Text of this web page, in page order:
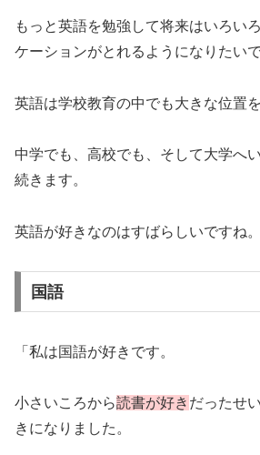
もっと英語を勉強して将来はいろい
ケーションがとれるようになりたいで
英語は学校教育の中でも大きな位置
中学でも、高校でも、そして大学へ
続きます。
英語が好きなのはすばらしいですね。
国語
「私は国語が好きです。
小さいころから読書が好き だったせ
きになりました。